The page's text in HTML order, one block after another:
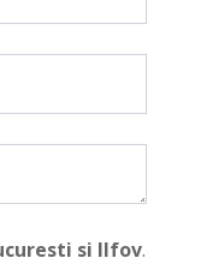
si Ilfov.